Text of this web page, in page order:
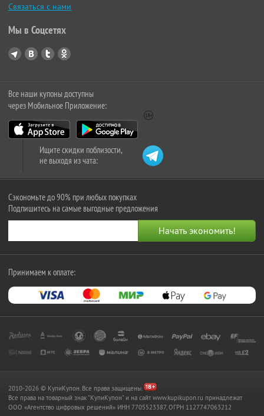
Связаться с нами
Мы в Соцсетях
Все наши купоны доступны
через Мобильное Приложение:
Ищите скидки поблизости,
не выходя из чата:
Сэкономьте до 90% при любых покупках
Подпишитесь на самые выгодные предложения
Принимаем к оплате:
2010-2026 © КупиКупон. Все права защищены.
Все права на товарный знак "КупиКупон" и на сайт www.kupikupon.ru принадлежат
OOO «Агентство цифровых решений» ИНН 7705523387, ОГРН 1127747063212